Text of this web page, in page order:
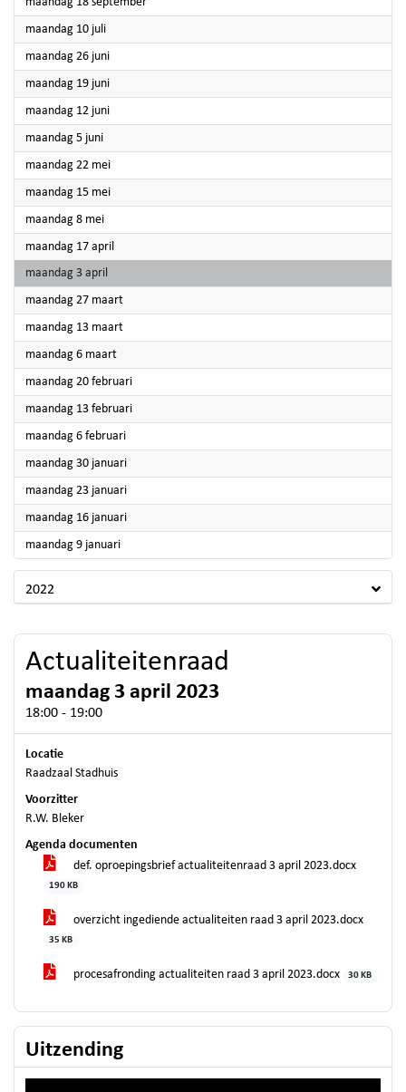
maandag 10 juli2023
maandag 26 juni2023
maandag 19 juni2023
maandag 12 juni2023
maandag 5 juni2023
maandag 22 mei2023
maandag 15 mei2023
maandag 8 mei2023
maandag 17 april
maandag 3 april
maandag 27 maart2023
maandag 13 maart2023
maandag 6 maart2023
maandag 20 februari2023
maandag 13 februari2023
maandag 6 februari2023
maandag 30 januari2023
maandag 23 januari2023
maandag 16 januari2023
maandag 9 januari2023
2022
Actualiteitenraad
maandag 3 april 2023
18:00 - 19:00
Locatie
Raadzaal Stadhuis
Voorzitter
R.W. Bleker
Agenda documenten
def. oproepingsbrief actualiteitenraad 3 april 2023.docx
190 KB
overzicht ingediende actualiteiten raad 3 april 2023.docx
35 KB
procesafronding actualiteiten raad 3 april 2023.docx 30 KB
Uitzending